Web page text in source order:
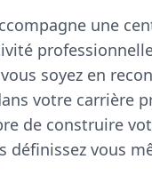
une
soyez en
votre carrière
de construire
définissez vous